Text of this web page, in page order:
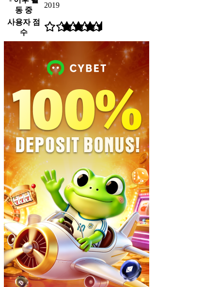
동 중
2019
사용자 점
수